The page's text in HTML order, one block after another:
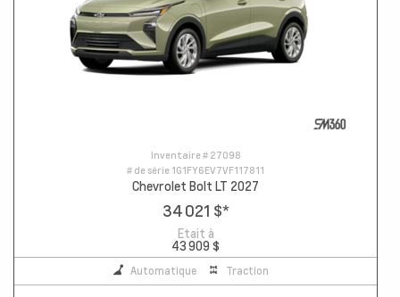
Inventaire # 27098
# de série 1G1FY6EV7VF117811
Chevrolet Bolt LT 2027
34 021 $*
Etait à
43 909 $
Automatique Traction